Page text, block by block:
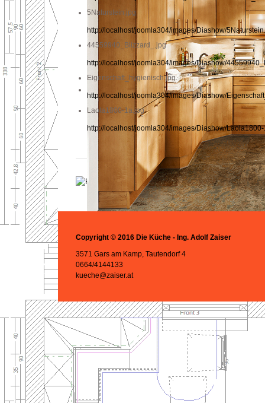
2BS_Zuerich_Erle.jpg
5Naturstein.jpg
http://localhost/joomla304/images/Diashow/
44559940_Blizzard_.jpg
http://localhost/joomla304/images/Diashow/
Eigenschaft_hygienisch.jpg
http://localhost/joomla304/images/Diashow/
Laola1800-1a.jpg
http://localhost/joomla304/images/Diashow/
Copyright © 2016 Die Küche - Ing. Adolf Zaiser
3571 Gars am Kamp, Tautendorf 4
0664/4144133
kueche@zaiser.at